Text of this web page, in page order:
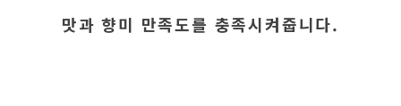
맛과 향미 만족도를 충족시켜줍니다.